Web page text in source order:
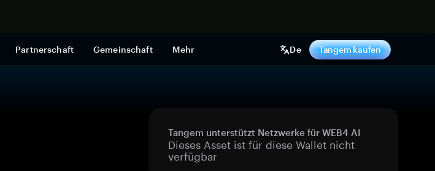
Partnerschaft Gemeinschaft Mehr De Tangem kaufen
Tangem unterstützt Netzwerke für WEB4 AI
Dieses Asset ist für diese Wallet nicht
verfügbar